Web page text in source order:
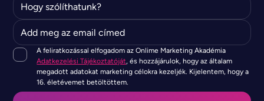
A feliratkozással elfogadom az Onlime Marketing Akadémia
Adatkezelési Tájékoztatóját, és hozzájárulok, hogy az általam
megadott adatokat marketing célokra kezeljék. Kijelentem, hogy a
16. életévemet betöltöttem.